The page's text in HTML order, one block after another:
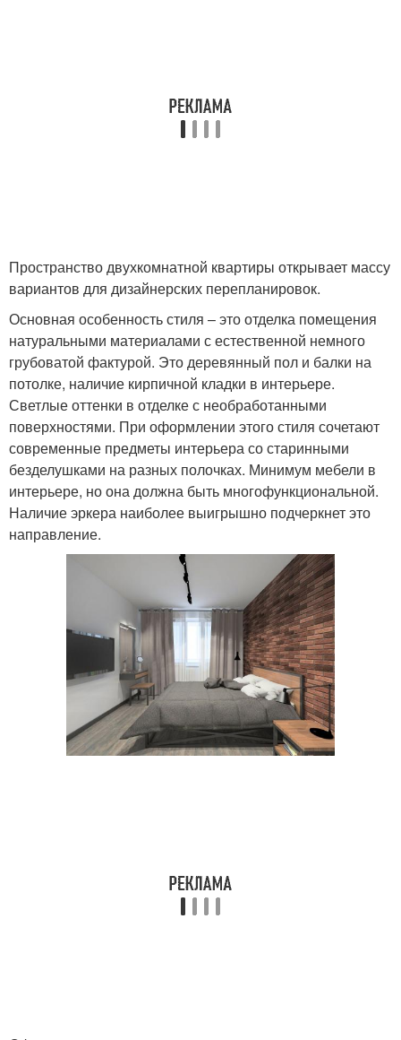
Пространство двухкомнатной квартиры открывает массу
вариантов для дизайнерских перепланировок.
Основная особенность стиля – это отделка помещения
натуральными материалами с естественной немного
грубоватой фактурой. Это деревянный пол и балки на
потолке, наличие кирпичной кладки в интерьере.
Светлые оттенки в отделке с необработанными
поверхностями. При оформлении этого стиля сочетают
современные предметы интерьера со старинными
безделушками на разных полочках. Минимум мебели в
интерьере, но она должна быть многофункциональной.
Наличие эркера наиболее выигрышно подчеркнет это
направление.